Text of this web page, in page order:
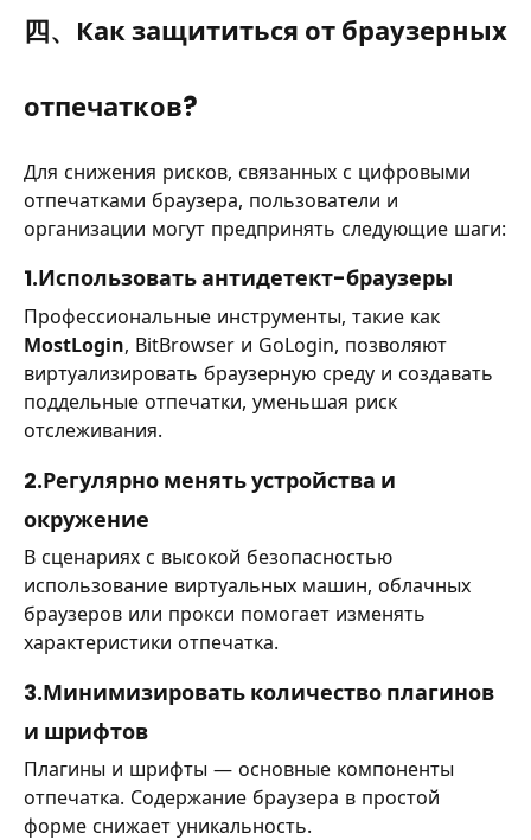
四、Как защититься от браузерных
отпечатков?
Для снижения рисков, связанных с цифровыми
отпечатками браузера, пользователи и
организации могут предпринять следующие шаги:
1.Использовать антидетект-браузеры
Профессиональные инструменты, такие как
MostLogin, BitBrowser и GoLogin, позволяют
виртуализировать браузерную среду и создавать
поддельные отпечатки, уменьшая риск
отслеживания.
2.Регулярно менять устройства и
окружение
В сценариях с высокой безопасностью
использование виртуальных машин, облачных
браузеров или прокси помогает изменять
характеристики отпечатка.
3.Минимизировать количество плагинов
и шрифтов
Плагины и шрифты — основные компоненты
отпечатка. Содержание браузера в простой
форме снижает уникальность.